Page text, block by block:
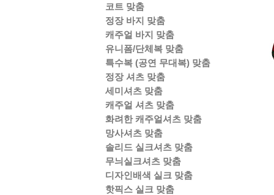
코트 맞춤
정장 바지 맞춤
캐주얼 바지 맞춤
유니폼/단체복 맞춤
특수복 (공연 무대복) 맞춤
정장 셔츠 맞춤
세미셔츠 맞춤
캐주얼 셔츠 맞춤
화려한 캐주얼셔츠 맞춤
망사셔츠 맞춤
솔리드 실크셔츠 맞춤
무늬실크셔츠 맞춤
디자인배색 실크 맞춤
핫픽스 실크 맞춤